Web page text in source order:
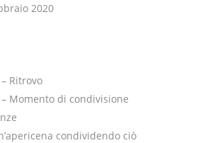
2020
Ritrovo
Momento di condivisione
condividendo ciò